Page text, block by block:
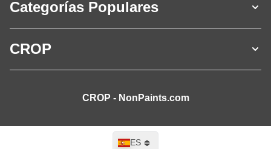
Categorías Populares
CROP
CROP - NonPaints.com
Lenguaje
ES